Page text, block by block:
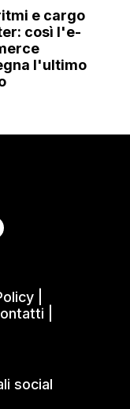
e cargo
così l'e-
l'ultimo
social